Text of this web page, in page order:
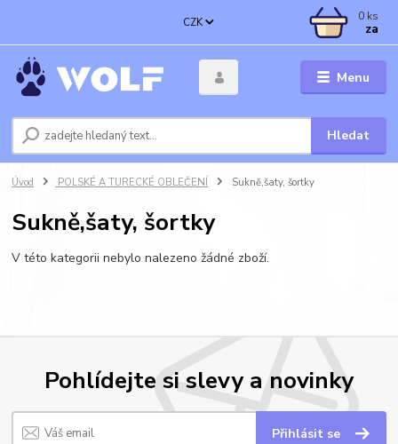
Menu
CZK
Hledat
0 ks
za
Úvod POLSKÉ A TURECKÉ OBLEČENÍ Sukně,šaty, šortky
Sukně,šaty, šortky
V této kategorii nebylo nalezeno žádné zboží.
Pohlídejte si slevy a novinky
Přihlásit se